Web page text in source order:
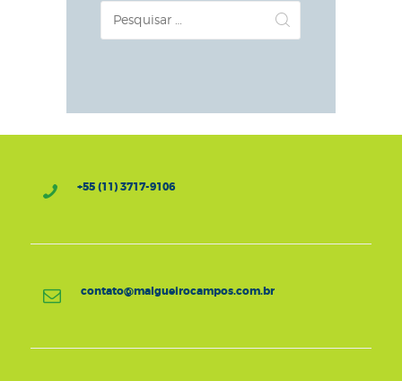
por:
+55 (11) 3717-9106
contato@malgueirocampos.com.br